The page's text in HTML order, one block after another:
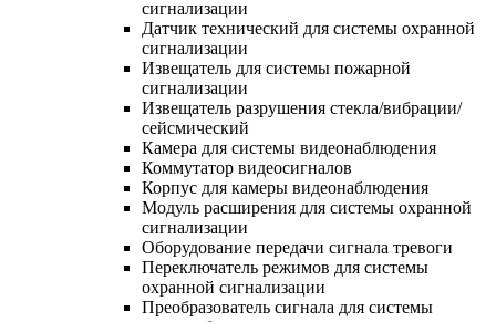
сигнализации
Датчик технический для системы охранной
сигнализации
Извещатель для системы пожарной
сигнализации
Извещатель разрушения стекла/вибрации/
сейсмический
Камера для системы видеонаблюдения
Коммутатор видеосигналов
Корпус для камеры видеонаблюдения
Модуль расширения для системы охранной
сигнализации
Оборудование передачи сигнала тревоги
Переключатель режимов для системы
охранной сигнализации
Преобразователь сигнала для системы